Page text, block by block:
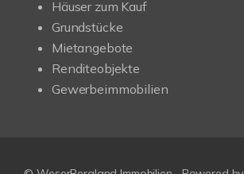
Häuser zum Kauf
Grundstücke
Mietangebote
Renditeobjekte
Gewerbeimmobilien